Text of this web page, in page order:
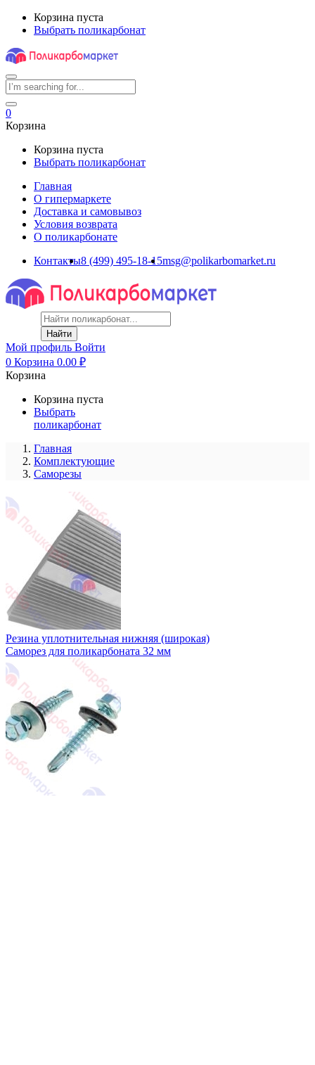
Корзина пуста
Выбрать поликарбонат
0
Корзина
Корзина пуста
Выбрать поликарбонат
Главная
О гипермаркете
Доставка и самовывоз
Условия возврата
О поликарбонате
Контакты8 (499) 495-18-15msg@polikarbomarket.ru
Найти
Мой профиль Войти
0 Корзина 0.00 ₽
Корзина
Корзина пуста
Выбрать
поликарбонат
Главная
Комплектующие
Саморезы
Резина уплотнительная нижняя (широкая)
Саморез для поликарбоната 32 мм